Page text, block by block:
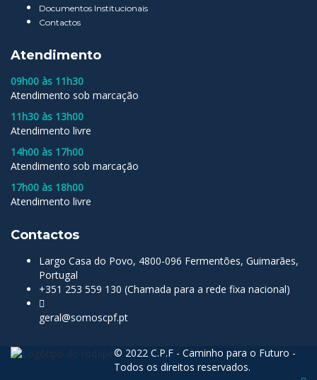
Documentos Institucionais
Contactos
Atendimento
09h00 às 11h30
Atendimento sob marcação
11h30 às 13h00
Atendimento livre
14h00 às 17h00
Atendimento sob marcação
17h00 às 18h00
Atendimento livre
Contactos
Largo Casa do Povo, 4800-096 Fermentões, Guimarães,
Portugal
+351 253 559 130 (Chamada para a rede fixa nacional)
geral@somoscpf.pt
© 2022 C.P.F - Caminho para o Futuro -
Todos os direitos reservados.